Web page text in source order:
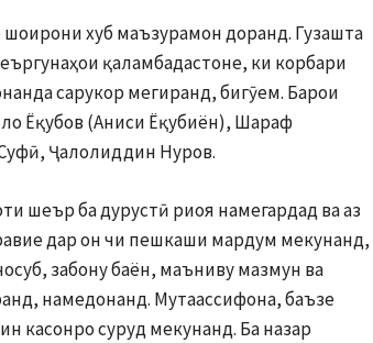
хуб маъзурамон доранд. Гузашта
қаламбадастоне, ки корбари
сарукор мегиранд, бигӯем. Барои
Ёқубов (Аниси Ёқубиён), Шараф
Ҷалолиддин Нуров.
шеър ба дурустӣ риоя намегардад ва аз
дар он чи пешкаши мардум мекунанд,
забону баён, маъниву мазмун ва
намедонанд. Мутаассифона, баъзе
касонро суруд мекунанд. Ба назар